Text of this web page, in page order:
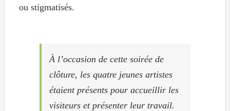
ou stigmatisés.
À l’occasion de cette soirée de
clôture, les quatre jeunes artistes
étaient présents pour accueillir les
visiteurs et présenter leur travail.